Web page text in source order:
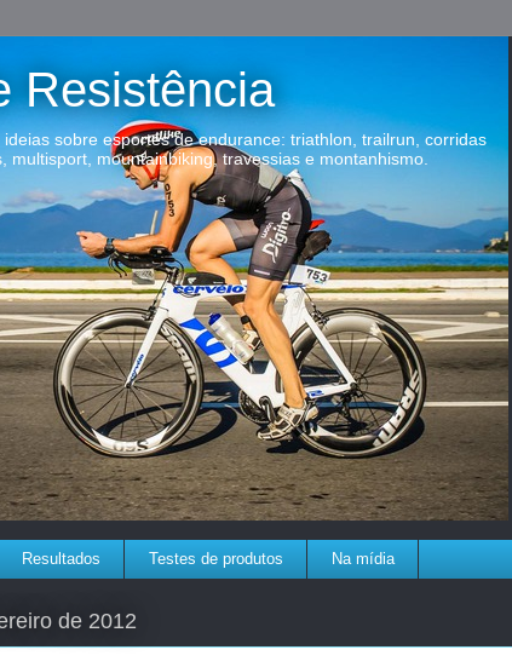
Resistência
sobre esportes de endurance: triathlon, trailrun, corridas
multisport, mountainbiking, travessias e montanhismo.
Resultados Testes de produtos Na mídia
de 2012